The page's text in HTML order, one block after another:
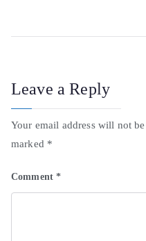
Leave a Reply
Your email address will not
marked *
Comment*